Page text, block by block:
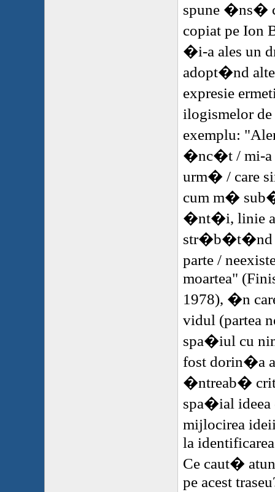
spune �ns�
copiat pe Ion
�i-a ales un
adopt�nd
expresie
ilogismelor
exemplu:
�nc�t / mi-a
urm� / care
cum m�
�nt�i, linie
str�b�t�nd
parte /
moartea"
1978), �n
vidul (partea
spa�iul cu
fost dorin�a
�ntreab�
spa�ial ideea
mijlocirea
la
Ce caut�
pe acest